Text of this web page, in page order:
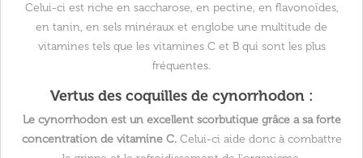
Celui-ci est riche en saccharose, en pectine, en flavonoïdes,
en tanin, en sels minéraux et englobe une multitude de
vitamines tels que les vitamines C et B qui sont les plus
fréquentes.
Vertus des coquilles de cynorrhodon :
Le cynorrhodon est un excellent scorbutique grâce a sa forte
concentration de vitamine C.Celui-ci aide donc à combattre